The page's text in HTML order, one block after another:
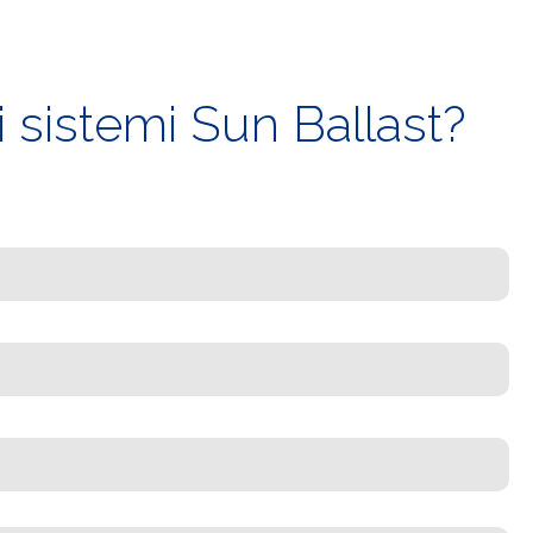
Sun Ballast?